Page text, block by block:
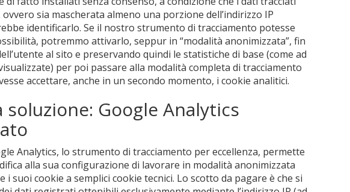
sia mascherata almeno una porzione dell’indirizzo IP
identificarlo. Se il nostro strumento di tracciamento potesse
potremmo attivarlo, seppur in “modalità anonimizzata”, fin
al sito e preservando quindi le statistiche di base (come ad
per poi passare alla modalità completa di tracciamento
accettare, anche in un secondo momento, i cookie analitici.
soluzione: Google Analytics
Analytics, lo strumento di tracciamento per eccellenza, permette
alla sua configurazione di lavorare in modalità anonimizzata
i suoi cookie a semplici cookie tecnici. Lo scotto da pagare è che si